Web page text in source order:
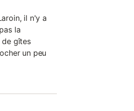
il n'y a
la
de gîtes
un peu